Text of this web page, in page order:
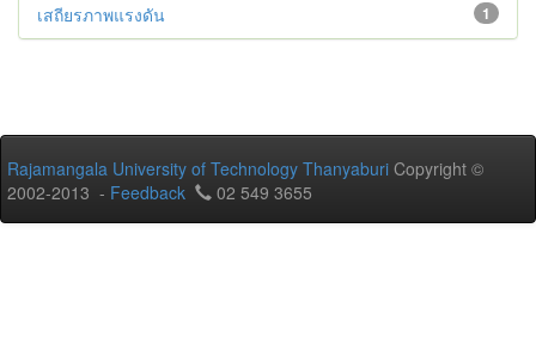
1
เสถียรภาพแรงดัน
Rajamangala University of Technology Thanyaburi Copyright ©
2002-2013 - Feedback 02 549 3655